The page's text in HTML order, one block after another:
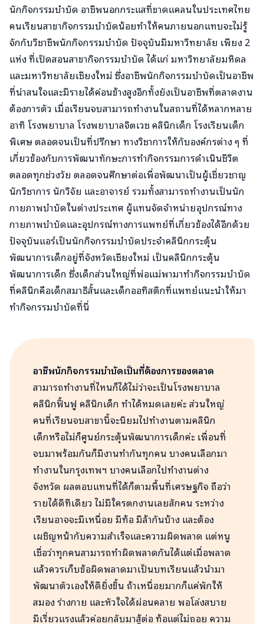
นักกิจกรรมบำบัด อาชีพนอกกระแสที่ขาดแคลนในประเทศไทย
คนเรียนสาขากิจกรรมบำบัดน้อยทำให้คนภายนอกแทบจะไม่รู้
จักกับวิชาชีพนักกิจกรรมบำบัด ปัจจุบันมีมหาวิทยาลัย เพียง 2
แห่ง ที่เปิดสอนสาขากิจกรรมบำบัด ได้แก่ มหาวิทยาลัยมหิดล
และมหาวิทยาลัยเชียงใหม่ ซึ่งอาชีพนักกิจกรรมบำบัดเป็นอาชีพ
ที่น่าสนใจและมีรายได้ค่อนข้างสูงอีกทั้งยังเป็นอาชีพที่ตลาดงาน
ต้องการตัว เมื่อเรียนจบสามารถทำงานในสถานที่ได้หลากหลาย
อาทิ โรงพยาบาล โรงพยาบาลจิตเวช คลินิกเด็ก โรงเรียนเด็ก
พิเศษ ตลอดจนเป็นที่ปรึกษา ทางวิชาการให้กับองค์กรต่าง ๆ ที่
เกี่ยวข้องกับการพัฒนาทักษะการทำกิจกรรมการดำเนินชีวิต
ตลอดทุกช่วงวัย ตลอดจนศึกษาต่อเพื่อพัฒนาเป็นผู้เชี่ยวชาญ
นักวิชาการ นักวิจัย และอาจารย์ รวมทั้งสามารถทำงานเป็นนัก
กายภาพบำบัดในต่างประเทศ ผู้แทนจัดจำหน่ายอุปกรณ์ทาง
กายภาพบำบัดและอุปกรณ์ทางการแพทย์ที่เกี่ยวข้องได้อีกด้วย
ปัจจุบันแอร์เป็นนักกิจกรรมบำบัดประจำคลินิกกระตุ้น
พัฒนาการเด็กอยู่ที่จังหวัดเชียงใหม่ เป็นคลินิกกระตุ้น
พัฒนาการเด็ก ซึ่งเด็กส่วนใหญ่ที่พ่อแม่พามาทำกิจกรรมบำบัด
ที่คลินิกคือเด็กสมาธิสั้นและเด็กออทิสติกที่แพทย์แนะนำให้มา
ทำกิจกรรมบำบัดที่นี่
อาชีพนักกิจกรรมบำบัดเป็นที่ต้องการของตลาด
สามารถทำงานที่ไหนก็ได้ไม่ว่าจะเป็นโรงพยาบาล
คลินิกฟื้นฟู คลินิกเด็ก ทำได้หมดเลยค่ะ ส่วนใหญ่
คนที่เรียนจบสาขานี้จะนิยมไปทำงานตามคลินิก
เด็กหรือไม่ก็ศูนย์กระตุ้นพัฒนาการเด็กค่ะ เพื่อนที่
จบมาพร้อมกันก็มีงานทำกันทุกคน บางคนเลือกมา
ทำงานในกรุงเทพฯ บางคนเลือกไปทำงานต่าง
จังหวัด ผลตอบแทนที่ได้ก็ตามพื้นที่เศรษฐกิจ ถือว่า
รายได้ดีทีเดียว ไม่มีใครตกงานเลยสักคน ระหว่าง
เรียนอาจจะมีเหนื่อย มีท้อ มีล้ากันบ้าง และต้อง
เผชิญหน้ากับความสำเร็จและความผิดพลาด แต่หนู
เชื่อว่าทุกคนสามารถทำผิดพลาดกันได้แต่เมื่อพลาด
แล้วควรเก็บข้อผิดพลาดมาเป็นบทเรียนแล้วนำมา
พัฒนาตัวเองให้ดียิ่งขิ้น ถ้าเหนื่อยมากก็แค่พักให้
สมอง ร่างกาย และหัวใจได้ผ่อนคลาย พอโล่งสบาย
มีเรี่ยวแรงแล้วค่อยกลับมาสู้ต่อ ท้อแต่ไม่ถอย ความ